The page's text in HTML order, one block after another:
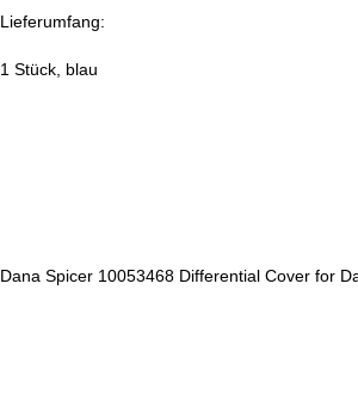
Lieferumfang:
1 Stück, blau
Dana Spicer 10053468 Differential Cover for